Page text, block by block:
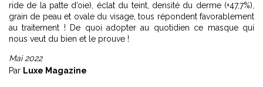
ride de la patte d’oie), éclat du teint, densité du derme (+47,7%),
grain de peau et ovale du visage, tous répondent favorablement
au traitement ! De quoi adopter au quotidien ce masque qui
nous veut du bien et le prouve !
Mai 2022
Par Luxe Magazine